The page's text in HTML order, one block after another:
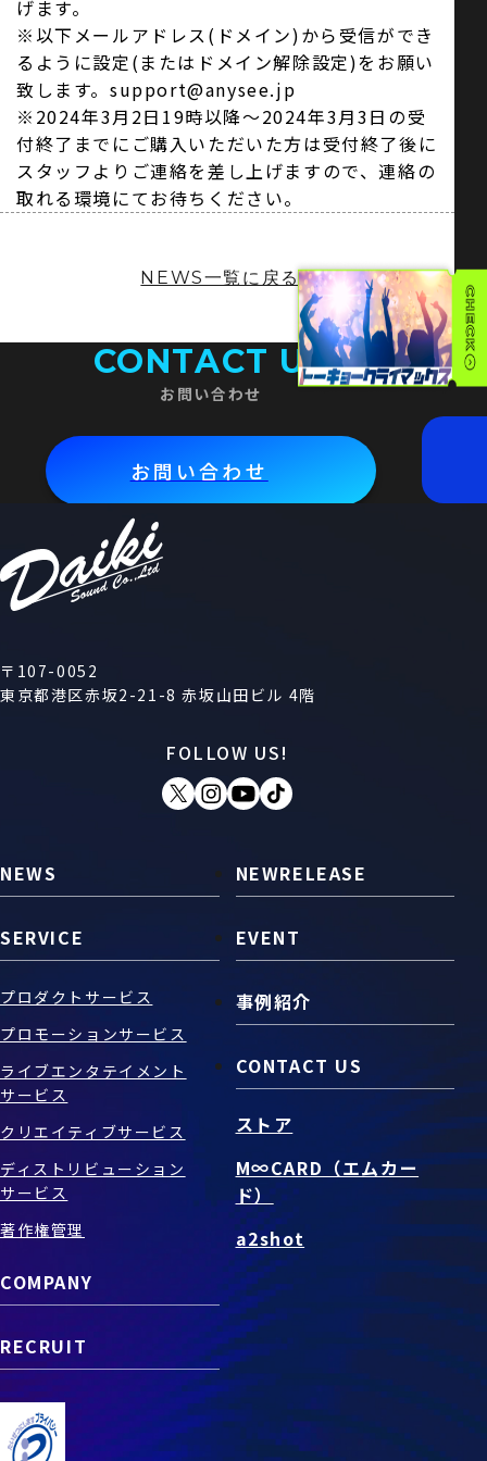
げます。
※以下メールアドレス(ドメイン)から受信ができ
るように設定(またはドメイン解除設定)をお願い
致します。support@anysee.jp
※2024年3月2日19時以降〜2024年3月3日の受
付終了までにご購入いただいた方は受付終了後に
スタッフよりご連絡を差し上げますので、連絡の
取れる環境にてお待ちください。
NEWS一覧に戻る
CONTACT US
お問い合わせ
お問い合わせ
〒107-0052
東京都港区赤坂2-21-8 赤坂山田ビル 4階
FOLLOW US!
NEWS
SERVICE
プロダクトサービス
プロモーションサービス
ライブエンタテイメント
サービス
クリエイティブサービス
ディストリビューション
サービス
著作権管理
COMPANY
RECRUIT
NEWRELEASE
EVENT
事例紹介
CONTACT US
ストア
M∞CARD（エムカー
ド）
a2shot